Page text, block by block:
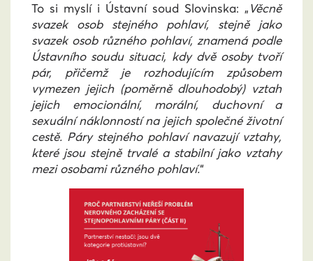
To si myslí i Ústavní soud Slovinska: „Věcně
svazek osob stejného pohlaví, stejně jako
svazek osob různého pohlaví, znamená podle
Ústavního soudu situaci, kdy dvě osoby tvoří
pár, přičemž je rozhodujícím způsobem
vymezen jejich (poměrně dlouhodobý) vztah
jejich emocionální, morální, duchovní a
sexuální náklonností na jejich společné životní
cestě. Páry stejného pohlaví navazují vztahy,
které jsou stejně trvalé a stabilní jako vztahy
mezi osobami různého pohlaví.“